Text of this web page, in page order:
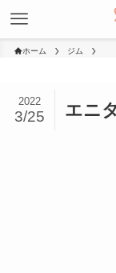
ホーム ジム
エニ
2022
3/25